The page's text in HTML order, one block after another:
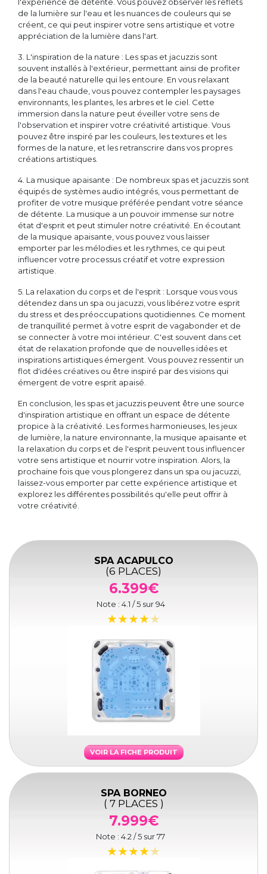
de la lumière sur l'eau et les nuances de couleurs qui se
créent, ce qui peut inspirer votre sens artistique et votre
appréciation de la lumière dans l'art.
3. L'inspiration de la nature : Les spas et jacuzzis sont
souvent installés à l'extérieur, permettant ainsi de profiter
de la beauté naturelle qui les entoure. En vous relaxant
dans l'eau chaude, vous pouvez contempler les paysages
environnants, les plantes, les arbres et le ciel. Cette
immersion dans la nature peut éveiller votre sens de
l'observation et inspirer votre créativité artistique. Vous
pouvez être inspiré par les couleurs, les textures et les
formes de la nature, et les retranscrire dans vos propres
créations artistiques.
4. La musique apaisante : De nombreux spas et jacuzzis sont
équipés de systèmes audio intégrés, vous permettant de
profiter de votre musique préférée pendant votre séance
de détente. La musique a un pouvoir immense sur notre
état d'esprit et peut stimuler notre créativité. En écoutant
de la musique apaisante, vous pouvez vous laisser
emporter par les mélodies et les rythmes, ce qui peut
influencer votre processus créatif et votre expression
artistique.
5. La relaxation du corps et de l'esprit : Lorsque vous vous
détendez dans un spa ou jacuzzi, vous libérez votre esprit
du stress et des préoccupations quotidiennes. Ce moment
de tranquillité permet à votre esprit de vagabonder et de
se connecter à votre moi intérieur. C'est souvent dans cet
état de relaxation profonde que de nouvelles idées et
inspirations artistiques émergent. Vous pouvez ressentir un
flot d'idées créatives ou être inspiré par des visions qui
émergent de votre esprit apaisé.
En conclusion, les spas et jacuzzis peuvent être une source
d'inspiration artistique en offrant un espace de détente
propice à la créativité. Les formes harmonieuses, les jeux
de lumière, la nature environnante, la musique apaisante et
la relaxation du corps et de l'esprit peuvent tous influencer
votre sens artistique et nourrir votre inspiration. Alors, la
prochaine fois que vous plongerez dans un spa ou jacuzzi,
laissez-vous emporter par cette expérience artistique et
explorez les différentes possibilités qu'elle peut offrir à
votre créativité.
SPA ACAPULCO
(6 PLACES)
6.399€
Note : 4.1 / 5 sur94
VOIR LA FICHE PRODUIT
SPA BORNEO
( 7 PLACES )
7.999€
Note : 4.2 / 5 sur77